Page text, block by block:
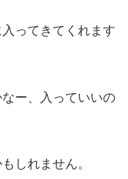
ってきてくれます
なー、入っていいの
しれません。